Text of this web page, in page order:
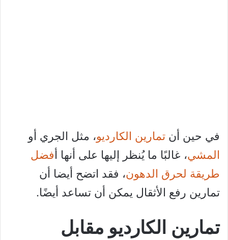
في حين أن تمارين الكارديو، مثل الجري أو
المشي، غالبًا ما يُنظر إليها على أنها أفضل
طريقة لحرق الدهون، فقد اتضح أيضا أن
تمارين رفع الأثقال يمكن أن تساعد أيضًا.
تمارين الكارديو مقابل